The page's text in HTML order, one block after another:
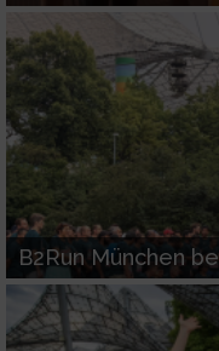
B2Run München